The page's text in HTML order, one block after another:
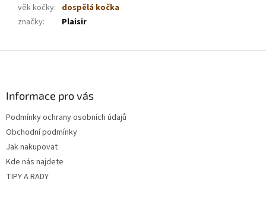
věk kočky: dospělá kočka
značky: Plaisir
Informace pro vás
Podmínky ochrany osobních údajů
Obchodní podmínky
Jak nakupovat
Kde nás najdete
TIPY A RADY